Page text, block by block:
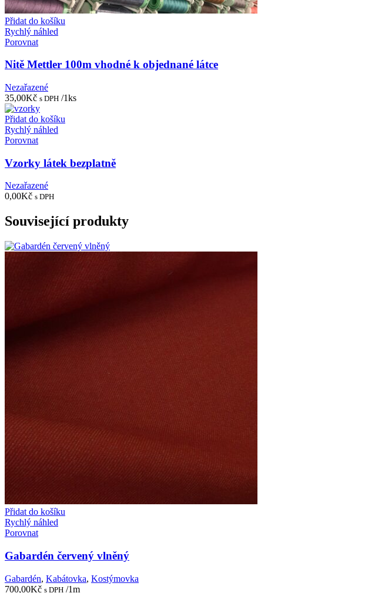
Přidat do košíku
Rychlý náhled
Porovnat
Nitě Mettler 100m vhodné k objednané látce
Nezařazené
35,00Kč s DPH /1ks
Přidat do košíku
Rychlý náhled
Porovnat
Vzorky látek bezplatně
Nezařazené
0,00Kč s DPH
Související produkty
Přidat do košíku
Rychlý náhled
Porovnat
Gabardén červený vlněný
Gabardén, Kabátovka, Kostýmovka
700,00Kč s DPH /1m